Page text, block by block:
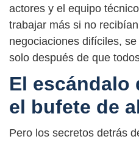
actores y el equipo
trabajar más si no
negociaciones difíciles,
solo después de que
El escándalo
el bufete de
Pero los secretos detrás